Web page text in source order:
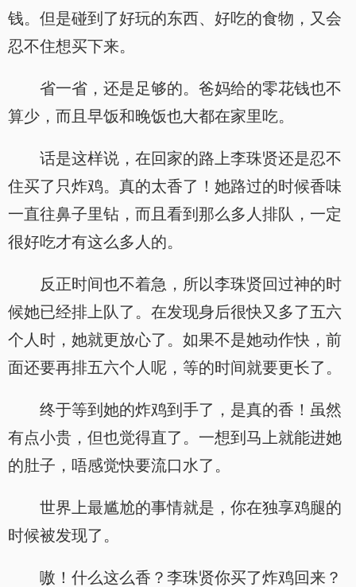
钱。但是碰到了好玩的东西、好吃的食物，又会
忍不住想买下来。
省一省，还是足够的。爸妈给的零花钱也不
算少，而且早饭和晚饭也大都在家里吃。
话是这样说，在回家的路上李珠贤还是忍不
住买了只炸鸡。真的太香了！她路过的时候香味
一直往鼻子里钻，而且看到那么多人排队，一定
很好吃才有这么多人的。
反正时间也不着急，所以李珠贤回过神的时
候她已经排上队了。在发现身后很快又多了五六
个人时，她就更放心了。如果不是她动作快，前
面还要再排五六个人呢，等的时间就要更长了。
终于等到她的炸鸡到手了，是真的香！虽然
有点小贵，但也觉得直了。一想到马上就能进她
的肚子，唔感觉快要流口水了。
世界上最尴尬的事情就是，你在独享鸡腿的
时候被发现了。
嗷！什么这么香？李珠贤你买了炸鸡回来？